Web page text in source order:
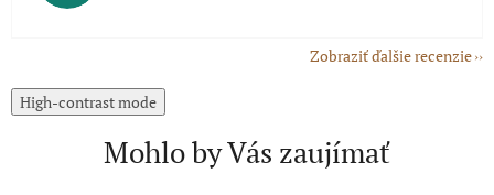
Zobraziť ďalšie recenzie
High-contrast mode
Mohlo by Vás zaujímať